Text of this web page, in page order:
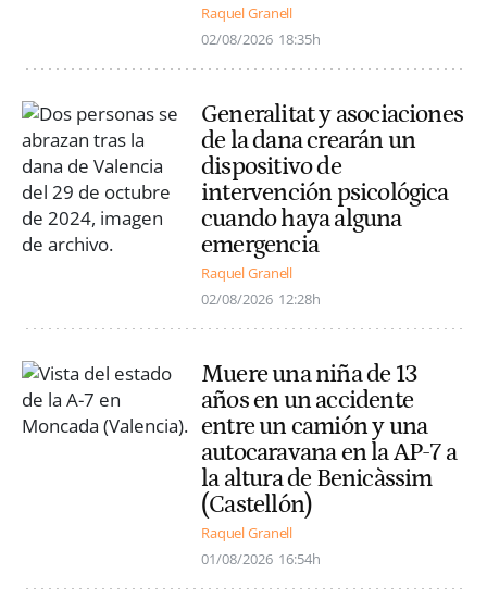
Raquel Granell
02/08/2026 18:35h
Generalitat y asociaciones
de la dana crearán un
dispositivo de
intervención psicológica
cuando haya alguna
emergencia
Raquel Granell
02/08/2026 12:28h
Muere una niña de 13
años en un accidente
entre un camión y una
autocaravana en la AP-7 a
la altura de Benicàssim
(Castellón)
Raquel Granell
01/08/2026 16:54h